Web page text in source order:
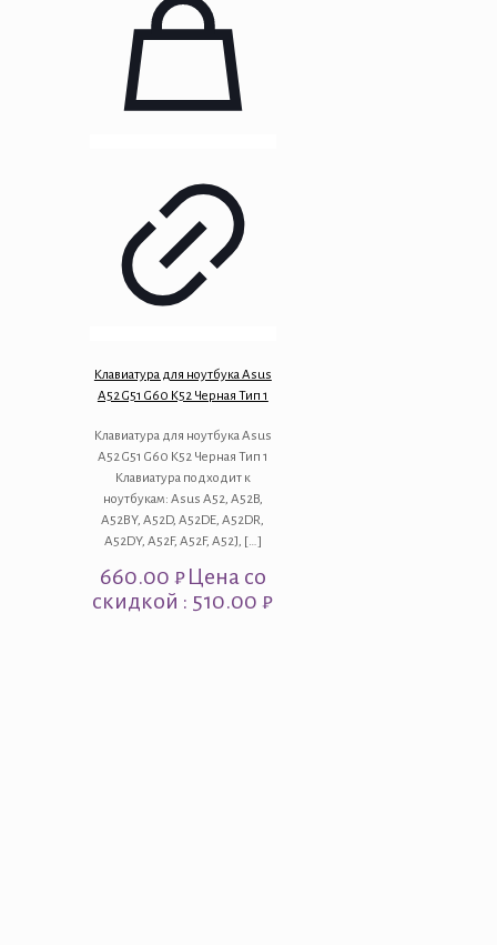
Клавиатура для ноутбука Asus
A52 G51 G60 K52 Черная Тип 1
Клавиатура для ноутбука Asus
A52 G51 G60 K52 Черная Тип 1
Клавиатура подходит к
ноутбукам: Asus A52, A52B,
A52BY, A52D, A52DE, A52DR,
A52DY, A52F, A52F, A52J, […]
660.00 ₽Цена со
скидкой : 510.00 ₽